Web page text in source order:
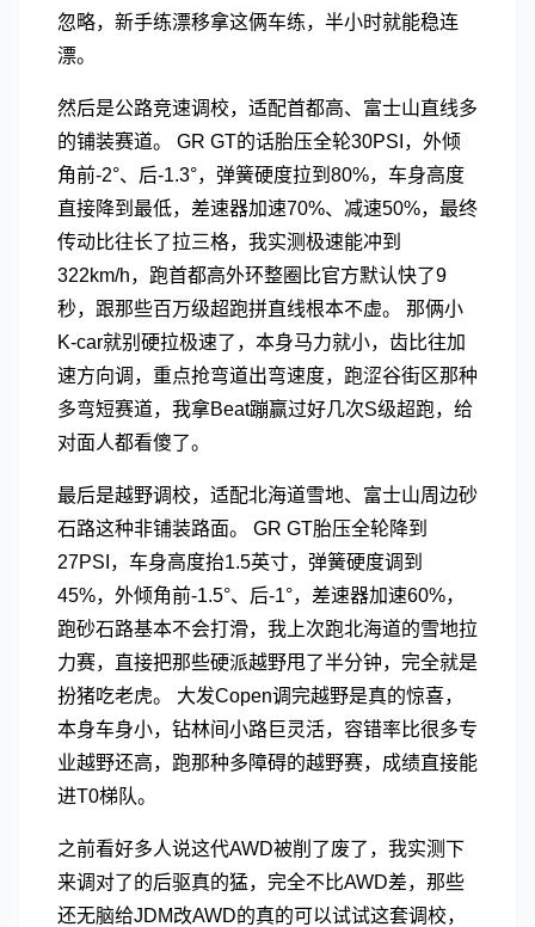
忽略，新手练漂移拿这俩车练，半小时就能稳连
漂。
然后是公路竞速调校，适配首都高、富士山直线多
的铺装赛道。 GR GT的话胎压全轮30PSI，外倾
角前-2°、后-1.3°，弹簧硬度拉到80%，车身高度
直接降到最低，差速器加速70%、减速50%，最终
传动比往长了拉三格，我实测极速能冲到
322km/h，跑首都高外环整圈比官方默认快了9
秒，跟那些百万级超跑拼直线根本不虚。 那俩小
K-car就别硬拉极速了，本身马力就小，齿比往加
速方向调，重点抢弯道出弯速度，跑涩谷街区那种
多弯短赛道，我拿Beat蹦赢过好几次S级超跑，给
对面人都看傻了。
最后是越野调校，适配北海道雪地、富士山周边砂
石路这种非铺装路面。 GR GT胎压全轮降到
27PSI，车身高度抬1.5英寸，弹簧硬度调到
45%，外倾角前-1.5°、后-1°，差速器加速60%，
跑砂石路基本不会打滑，我上次跑北海道的雪地拉
力赛，直接把那些硬派越野甩了半分钟，完全就是
扮猪吃老虎。 大发Copen调完越野是真的惊喜，
本身车身小，钻林间小路巨灵活，容错率比很多专
业越野还高，跑那种多障碍的越野赛，成绩直接能
进T0梯队。
之前看好多人说这代AWD被削了废了，我实测下
来调对了的后驱真的猛，完全不比AWD差，那些
还无脑给JDM改AWD的真的可以试试这套调校，